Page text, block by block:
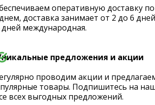
оперативную доставку по
доставка занимает от 2 до 6
международная.
предложения и акции
проводим акции и
товары. Подпишитесь на
всех выгодных предложений.